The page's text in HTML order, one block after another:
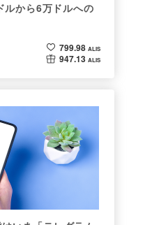
から6万ドルへの
799.98 ALIS
947.13 ALIS